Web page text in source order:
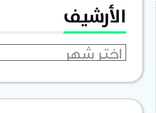
الأرشيف
الأرشيف